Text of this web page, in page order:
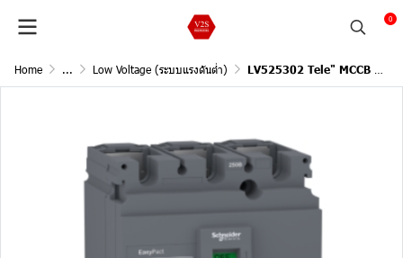
0
Home ... Low Voltage (ระบบแรงดันต่ำ) LV525302 Tele" MCCB 3P 250A